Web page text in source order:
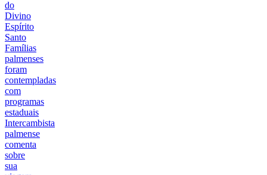
do
Divino
Espírito
Santo
Famílias
palmenses
foram
contempladas
com
programas
estaduais
Intercambista
palmense
comenta
sobre
sua